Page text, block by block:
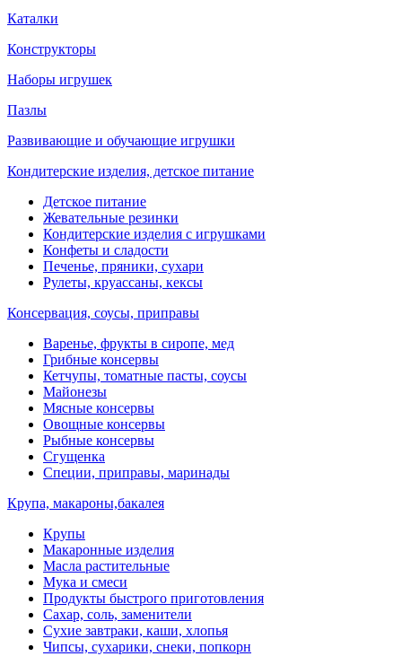
Каталки
Конструкторы
Наборы игрушек
Пазлы
Развивающие и обучающие игрушки
Кондитерские изделия, детское питание
Детское питание
Жевательные резинки
Кондитерские изделия с игрушками
Конфеты и сладости
Печенье, пряники, сухари
Рулеты, круассаны, кексы
Консервация, соусы, приправы
Варенье, фрукты в сиропе, мед
Грибные консервы
Кетчупы, томатные пасты, соусы
Майонезы
Мясные консервы
Овощные консервы
Рыбные консервы
Сгущенка
Специи, приправы, маринады
Крупа, макароны,бакалея
Крупы
Макаронные изделия
Масла растительные
Мука и смеси
Продукты быстрого приготовления
Сахар, соль, заменители
Сухие завтраки, каши, хлопья
Чипсы, сухарики, снеки, попкорн